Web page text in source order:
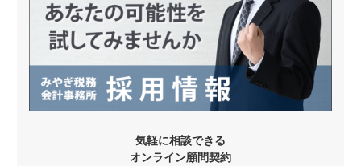
気軽に相談できる
オンライン顧問契約